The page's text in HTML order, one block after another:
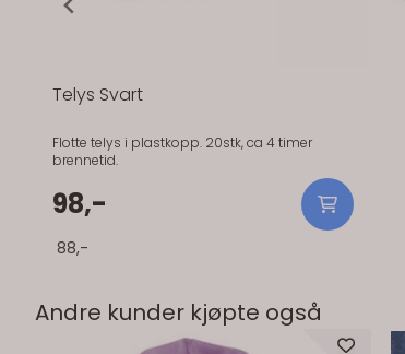
Telys Svart
Flotte telys i plastkopp. 20stk, ca 4 timer
brennetid.
98,-
88,-
Andre kunder kjøpte også